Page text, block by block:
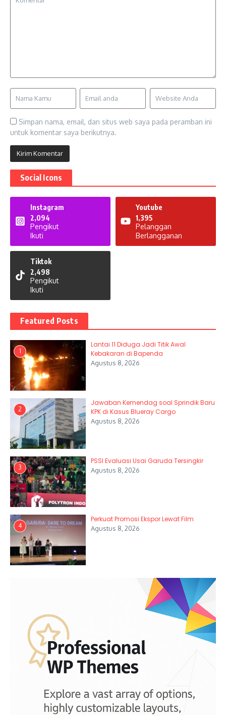
Simpan nama, email, dan situs web saya pada peramban ini
untuk komentar saya berikutnya.
Social Icons
Instagram
2,094
Pengikut
Ikuti
Youtube
1,395
Pelanggan
Berlangganan
Tiktok
2,498
Pengikut
Ikuti
Featured Posts
1
Lantai 11 Diduga Jadi Titik Awal
Kebakaran di Bapenda
Agustus 8, 2026
2
Jawaban Kemendag soal Sprindik Baru
KPK di Kasus Blueray Cargo
Agustus 8, 2026
3
PSSI Evaluasi Usai Garuda Tersingkir
Agustus 8, 2026
4
Perkuat Promosi Ekspor Lewat Film
Agustus 8, 2026